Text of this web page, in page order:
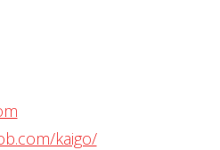
kaigo/